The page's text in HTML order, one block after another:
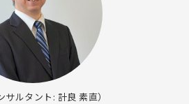
サルタント: 計良 素直）